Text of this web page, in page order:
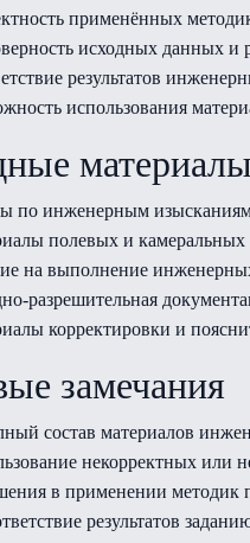
применённых
исходных данных и
результатов
использования
материалы
по инженерным
полевых и камеральных
на выполнение
разрешительная
корректировки и
замечания
состав материалов
некорректных или
в применении методик
результатов